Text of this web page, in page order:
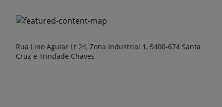
Rua Lino Aguiar Lt 24, Zona Industrial 1, 5400-674 Santa
Cruz e Trindade Chaves